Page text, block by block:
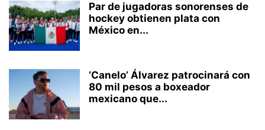
Par de jugadoras sonorenses de
hockey obtienen plata con
México en...
‘Canelo’ Álvarez patrocinará con
80 mil pesos a boxeador
mexicano que...